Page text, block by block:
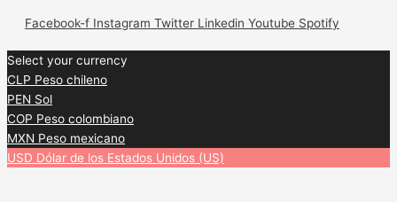
Facebook-f Instagram Twitter Linkedin Youtube Spotify
Select your currency
CLP Peso chileno
PEN Sol
COP Peso colombiano
MXN Peso mexicano
USD Dólar de los Estados Unidos (US)